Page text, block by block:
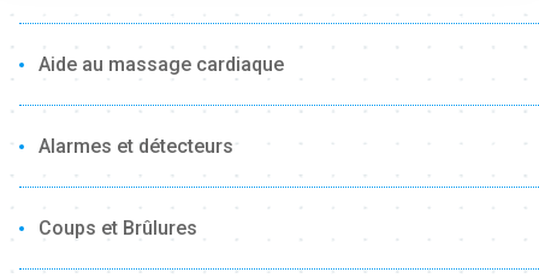
Aide au massage cardiaque
Alarmes et détecteurs
Coups et Brûlures